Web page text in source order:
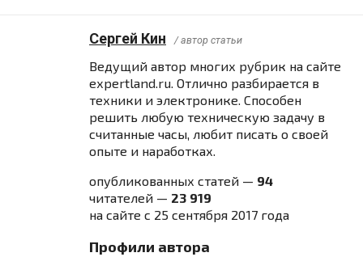
Сергей Кин / автор статьи
Ведущий автор многих рубрик на сайте
expertland.ru. Отлично разбирается в
техники и электронике. Способен
решить любую техническую задачу в
считанные часы, любит писать о своей
опыте и наработках.
опубликованных статей — 94
читателей — 23 919
на сайте с 25 сентября 2017 года
Профили автора